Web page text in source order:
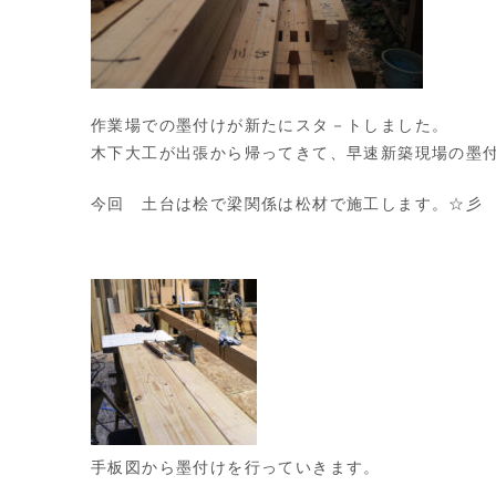
作業場での墨付けが新たにスタ－トしました。
木下大工が出張から帰ってきて、早速新築現場の墨
今回 土台は桧で梁関係は松材で施工します。☆彡
手板図から墨付けを行っていきます。